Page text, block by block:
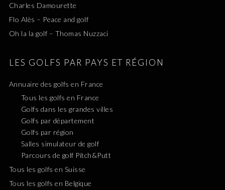
Charles Damourette
Flo Alès – Peace and golf
Oh la la golf – Thomas Nuzzaci
LES GOLFS PAR PAYS ET RÉGION
Annuaire des golfs en France
Tous les golfs en France
Golfs dans les grandes villes
Golfs par département
Golfs par région
Salles simulateur de golf
Parcours de golf Pitch&Putt
Tous les golfs en Suisse
Tous les golfs en Belgique